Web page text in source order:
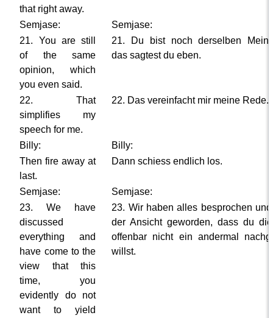
that right away.
Semjase:
Semjase:
21. You are still
of the same
opinion, which
you even said.
21. Du bist noch derselben
das sagtest du eben.
22. That
simplifies my
speech for me.
22. Das vereinfacht mir meine Rede.
Billy:
Billy:
Then fire away at
last.
Dann schiess endlich los.
Semjase:
Semjase:
23. We have
discussed
everything and
have come to the
view that this
time, you
evidently do not
want to yield
23. Wir haben alles besprochen
der Ansicht geworden, dass du
offenbar nicht ein andermal
willst.